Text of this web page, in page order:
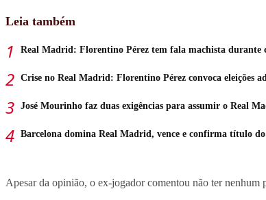
Leia também
Real Madrid: Florentino Pérez tem fala machista durante
Crise no Real Madrid: Florentino Pérez convoca eleições
José Mourinho faz duas exigências para assumir o Real
Barcelona domina Real Madrid, vence e confirma título
Apesar da opinião, o ex-jogador comentou não ter